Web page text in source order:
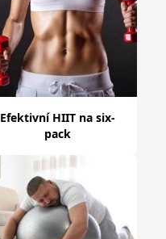
Efektivní HIIT na six-
pack